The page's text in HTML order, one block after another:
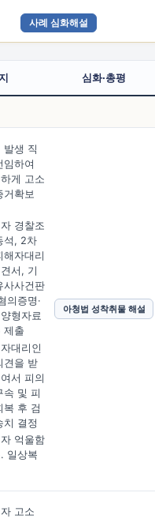
사례 심화해설
심화·총평
발생 직
임하여
게 고소
거확보
경찰조
석, 2차
해자대리
서, 기
사사건판
의증명·
형자료
제출
대리인
견을 받
서 피의
속 및 피
복 후 검
치 결정
억울함
일상복
아청법 성착취물 해설
고소